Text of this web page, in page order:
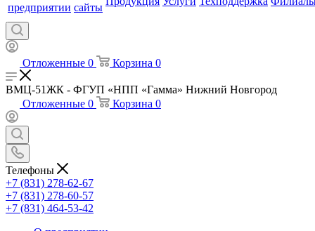
предприятии сайты
Отложенные 0 Корзина 0
ВМЦ-51ЖК - ФГУП «НПП «Гамма» Нижний Новгород
Отложенные 0 Корзина 0
Телефоны
+7 (831) 278-62-67
+7 (831) 278-60-57
+7 (831) 464-53-42